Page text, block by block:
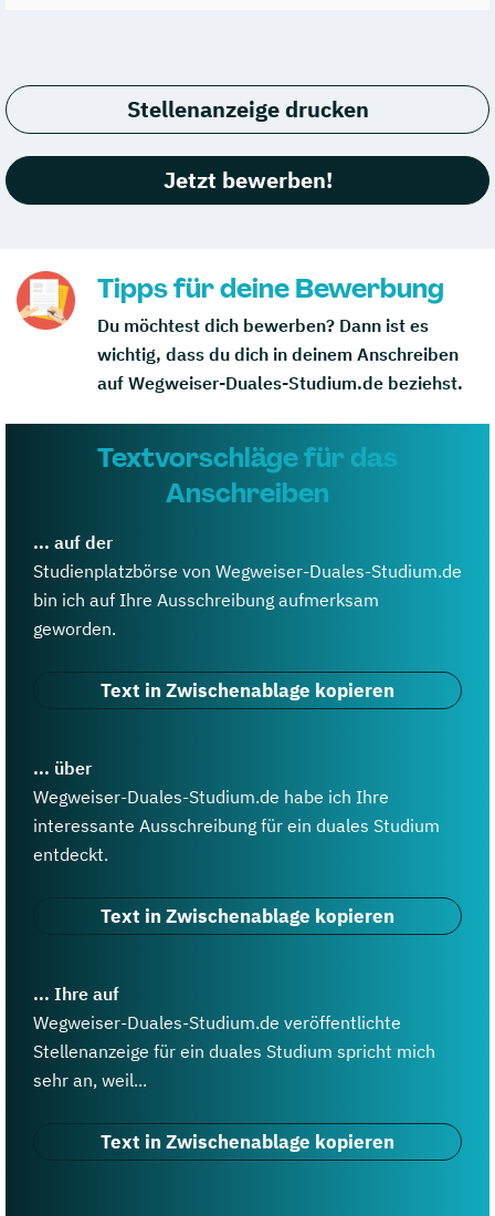
Stellenanzeige drucken
Jetzt bewerben!
Tipps für deine Bewerbung
Du möchtest dich bewerben? Dann ist es
wichtig, dass du dich in deinem Anschreiben
auf Wegweiser-Duales-Studium.de beziehst.
Textvorschläge für das
Anschreiben
... auf der
Studienplatzbörse von Wegweiser-Duales-Studium.de
bin ich auf Ihre Ausschreibung aufmerksam
geworden.
Text in Zwischenablage kopieren
... über
Wegweiser-Duales-Studium.de habe ich Ihre
interessante Ausschreibung für ein duales Studium
entdeckt.
Text in Zwischenablage kopieren
... Ihre auf
Wegweiser-Duales-Studium.de veröffentlichte
Stellenanzeige für ein duales Studium spricht mich
sehr an, weil...
Text in Zwischenablage kopieren